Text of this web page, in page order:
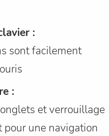
:
sont facilement
:
et verrouillage
pour une navigation